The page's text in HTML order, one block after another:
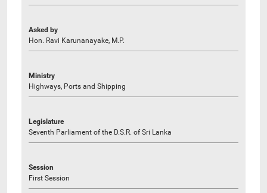
Asked by
Hon. Ravi Karunanayake, M.P.
Ministry
Highways, Ports and Shipping
Legislature
Seventh Parliament of the D.S.R. of Sri Lanka
Session
First Session